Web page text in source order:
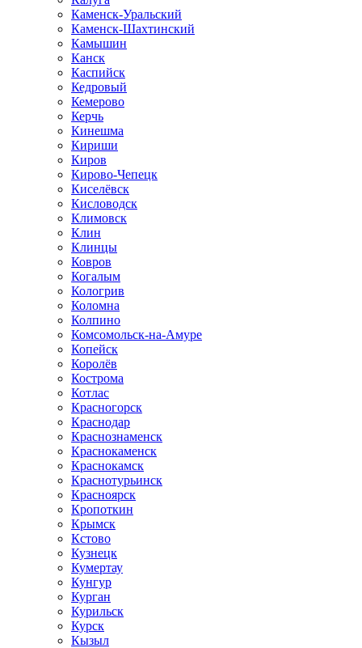
Каменск-Уральский
Каменск-Шахтинский
Камышин
Канск
Каспийск
Кедровый
Кемерово
Керчь
Кинешма
Кириши
Киров
Кирово-Чепецк
Киселёвск
Кисловодск
Климовск
Клин
Клинцы
Ковров
Когалым
Кологрив
Коломна
Колпино
Комсомольск-на-Амуре
Копейск
Королёв
Кострома
Котлас
Красногорск
Краснодар
Краснознаменск
Краснокаменск
Краснокамск
Краснотурьинск
Красноярск
Кропоткин
Крымск
Кстово
Кузнецк
Кумертау
Кунгур
Курган
Курильск
Курск
Кызыл